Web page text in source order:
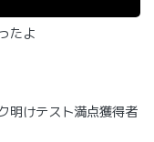
たよ
明けテスト満点獲得者